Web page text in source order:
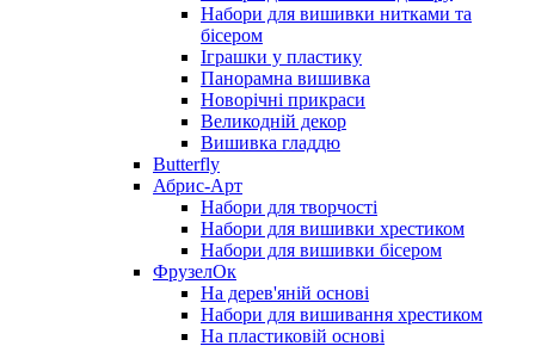
Набори для вишивки нитками та
бісером
Іграшки у пластику
Панорамна вишивка
Новорічні прикраси
Великодній декор
Вишивка гладдю
Butterfly
Абрис-Арт
Набори для творчості
Набори для вишивки хрестиком
Набори для вишивки бісером
ФрузелОк
На дерев'яній основі
Набори для вишивання хрестиком
На пластиковій основі